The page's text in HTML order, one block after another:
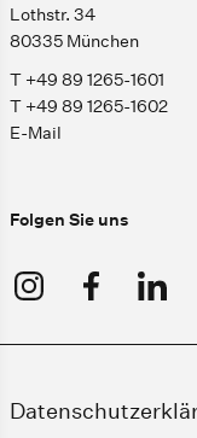
Lothstr. 34
80335 München
T +49 89 1265-1601
T +49 89 1265-1602
E-Mail
Folgen Sie uns